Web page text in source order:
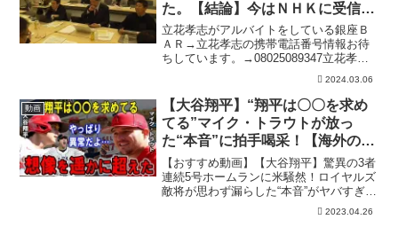
た。【結論】今はＮＨＫに受信料
を支払うのを止めるしかない。訪
問営業は再開しない。２－２
立花孝志がアルバイトをしている銀座Ｂ
ＡＲ→立花孝志の携帯電話番号情報お待
ちしています。→08025089347立花孝志
が作った政党を乗っ取り、立花孝志をイ
ジメている大津綾香の実態について書か
れているブログはこちらから→ＮＨＫと
契約しなくてよ...
2024.03.06
動画
【大谷翔平】“翔平は〇〇を求め
てる”マイク・トラウトが放っ
た“本音”に拍手喝采！【海外の反
応】
【おすすめ動画】【大谷翔平】驚異の3者
連続5号ホームランに米騒然！ロイヤルズ
敵将が思わず漏らした“本音”がヤバすぎ
る…【海外の反応】【大谷翔平】新記録
2023.04.26